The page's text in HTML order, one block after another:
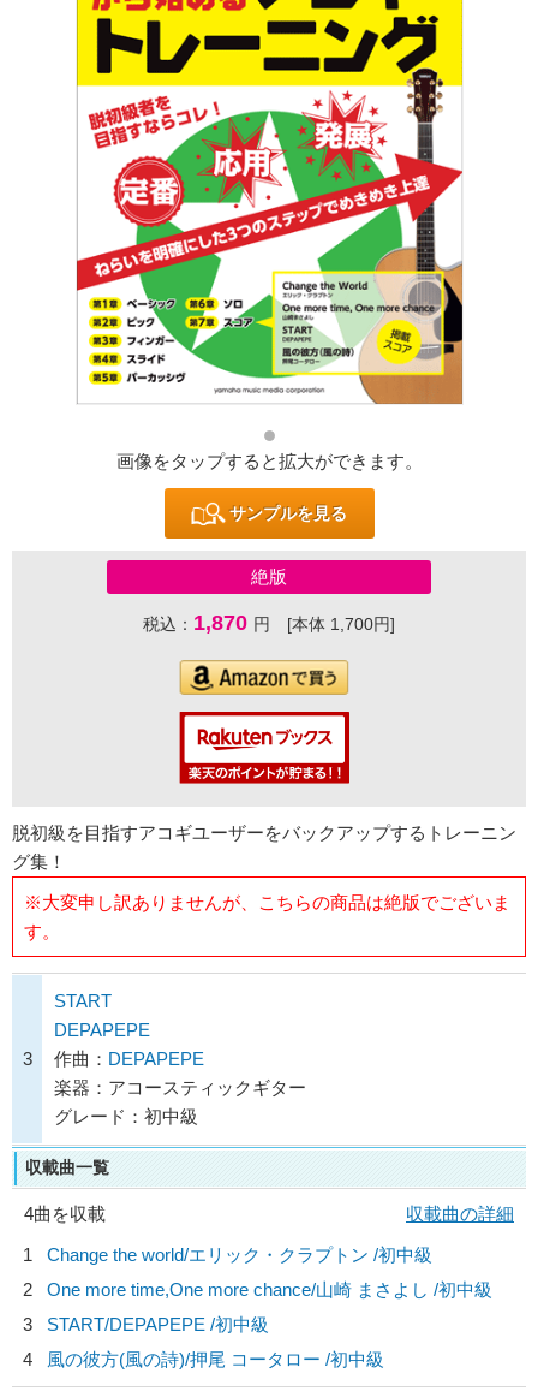
画像をタップすると拡大ができます。
サンプルを見る
絶版
税込： 1,870 円 [本体 1,700円]
脱初級を目指すアコギユーザーをバックアップするトレーニン
グ集！
※大変申し訳ありませんが、こちらの商品は絶版でございま
す。
3
START
DEPAPEPE
作曲： DEPAPEPE
楽器：アコースティックギター
グレード：初中級
収載曲一覧
4曲を収載
収載曲の詳細
1
Change the world/エリック・クラプトン /初中級
2
One more time,One more chance/山崎 まさよし /初中級
3
START/DEPAPEPE /初中級
4
風の彼方(風の詩)/押尾 コータロー /初中級